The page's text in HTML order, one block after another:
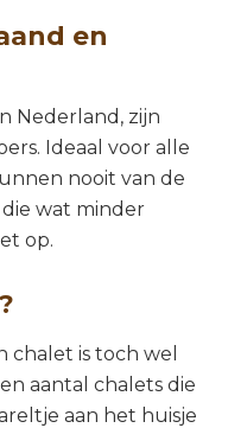
en
Nederland, zijn
Ideaal voor alle
nooit van de
die wat minder
op.
chalet is toch wel
aantal chalets die
aan het huisje